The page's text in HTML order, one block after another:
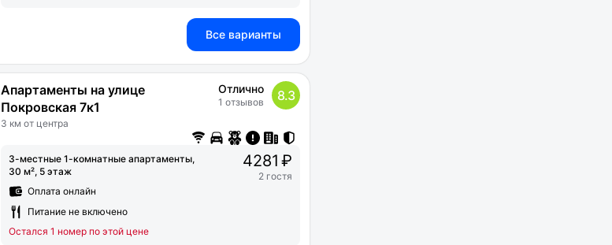
Все варианты
Апартаменты на улице
Покровская 7к1
3 км от центра
Отлично
1 отзывов 8.3
3-местные 1-комнатные апартаменты,
30 м², 5 этаж
Оплата онлайн
Питание не включено
Остался 1 номер по этой цене
4281 ₽
2 гостя